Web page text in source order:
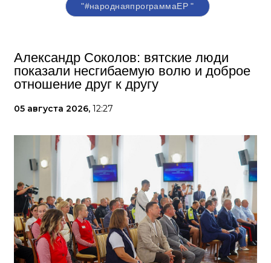
"#народнаяпрограммаЕР "
Александр Соколов: вятские люди
показали несгибаемую волю и доброе
отношение друг к другу
05 августа 2026, 12:27